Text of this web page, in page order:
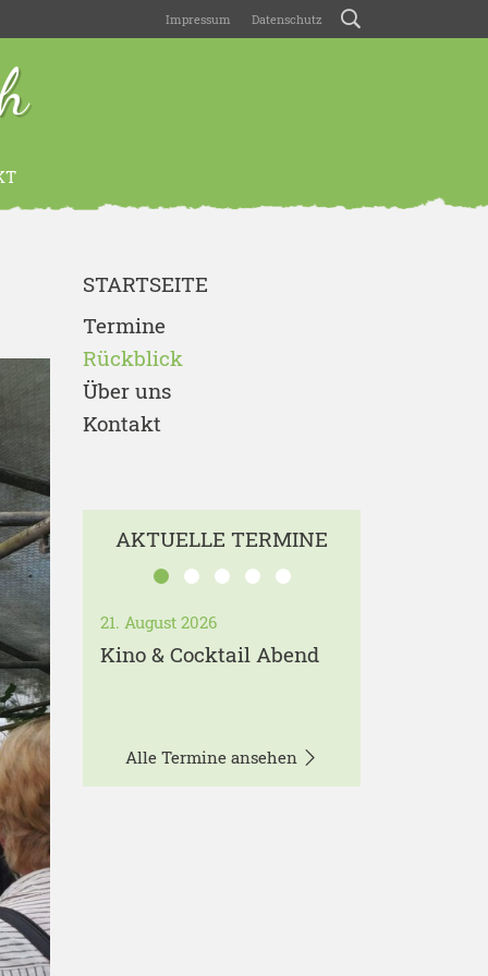
Impressum Datenschutz
STARTSEITE
Termine
Rückblick
Über uns
Kontakt
AKTUELLE TERMINE
21. August 2026
Kino & Cocktail Abend
Alle Termine ansehen